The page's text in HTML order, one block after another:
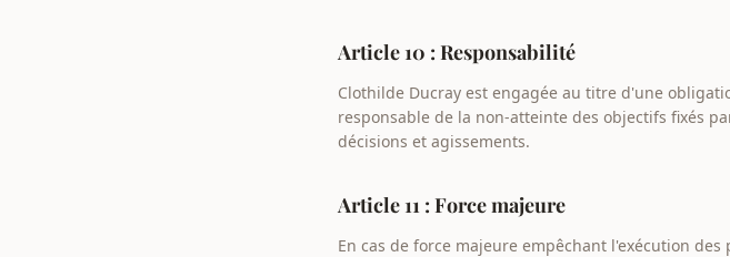
Article 10 : Responsabilité
Clothilde Ducray est engagée au titre d'une
responsable de la non-atteinte des objectifs fixés
décisions et agissements.
Article 11 : Force majeure
En cas de force majeure empêchant l'exécution